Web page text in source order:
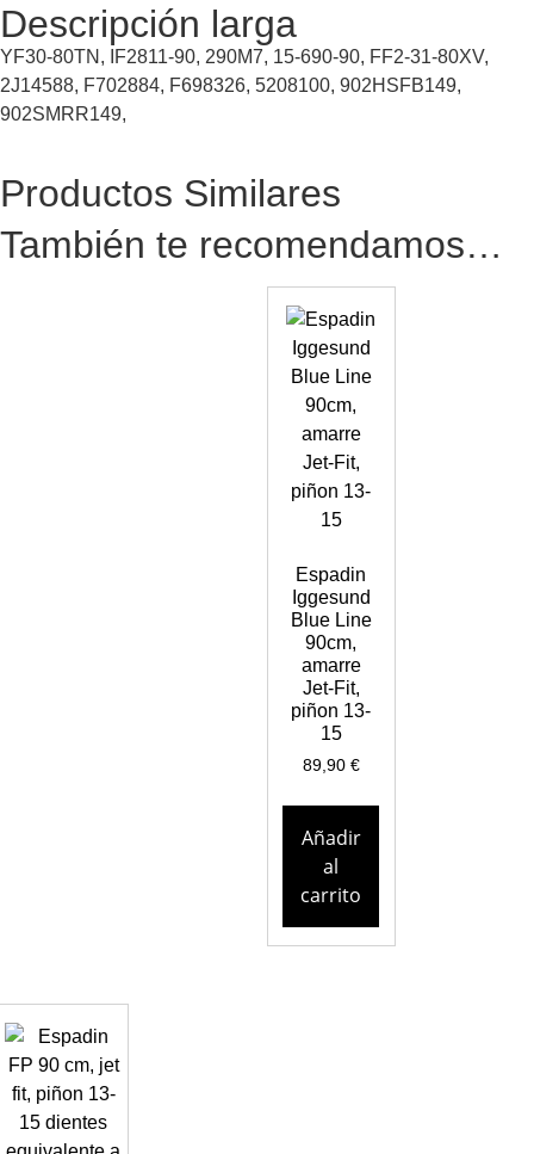
Descripción larga
YF30-80TN, IF2811-90, 290M7, 15-690-90, FF2-31-80XV,
2J14588, F702884, F698326, 5208100, 902HSFB149,
902SMRR149,
Productos Similares
También te recomendamos…
Espadin
Iggesund
Blue Line
90cm,
amarre
Jet-Fit,
piñon 13-
15
89,90 €
Añadir
al
carrito